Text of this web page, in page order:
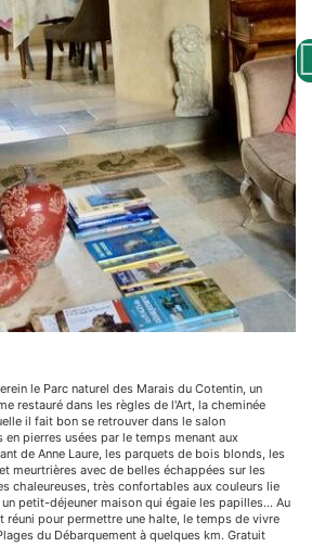
le Parc naturel des Marais du Cotentin, un
restauré dans les règles de l'Art, la cheminée
il fait bon se retrouver dans le salon
pierres usées par le temps menant aux
de Anne Laure, les parquets de bois blonds, les
meurtrières avec de belles échappées sur les
chaleureuses, très confortables aux couleurs lie
petit-déjeuner maison qui égaie les papilles... Au
réuni pour permettre une halte, le temps de vivre
du Débarquement à quelques km. Gratuit